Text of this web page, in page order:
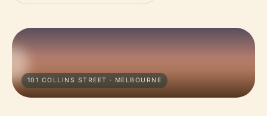
101 COLLINS STREET · MELBOURNE